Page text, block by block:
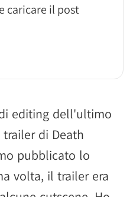
caricare il post
editing dell'ultimo
di Death
pubblicato lo
volta, il trailer era